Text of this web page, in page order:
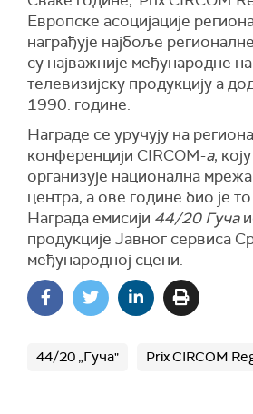
Европске асоцијације
награђује најбоље
су најважније међународне
телевизијску продукцију а
1990. године.
Награде се уручују на
конференцији CIRCOM-а,
организује национална
центра, а ове године био је
Награда емисији 44/20 Гуча
продукције Јавног сервиса
међународној сцени.
44/20 „Гуча" Prix CIRCOM